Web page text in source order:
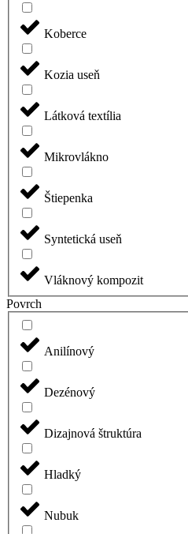
Koberce
Kozia useň
Látková textília
Mikrovlákno
Štiepenka
Syntetická useň
Vláknový kompozit
Povrch
Anilínový
Dezénový
Dizajnová štruktúra
Hladký
Nubuk